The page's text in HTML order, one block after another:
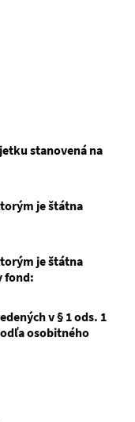
stanovená na
je štátna
je štátna
fond:
v § 1 ods. 1
osobitného